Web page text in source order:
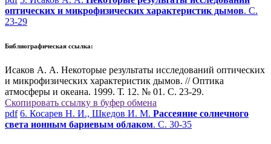
оптических и микрофизических характеристик дымов. С.
23-29
Библиографическая ссылка:
Исаков А. А. Некоторые результаты исследований оптических
и микрофизических характеристик дымов. // Оптика
атмосферы и океана. 1999. Т. 12. № 01. С. 23-29.
Скопировать ссылку в буфер обмена
pdf 6. Косарев Н. И., Шкедов И. М. Рассеяние солнечного
света ионным бариевым облаком. С. 30-35